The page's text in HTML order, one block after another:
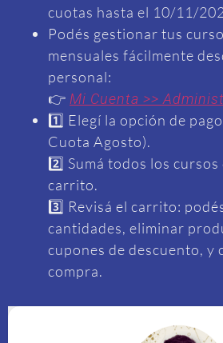
cuotas hasta el 10/11/
Podés gestionar tus
mensuales fácilmente
personal:
👉 Mi Cuenta >>
1️⃣ Elegí la opción de
Cuota Agosto).
2️⃣ Sumá todos los
carrito.
3️⃣ Revisá el carrito:
cantidades, eliminar
cupones de descuento, y
compra.